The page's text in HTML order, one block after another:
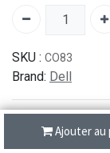
Ajouter au
SKU : CO83
Brand: Dell
الى 3 ايام